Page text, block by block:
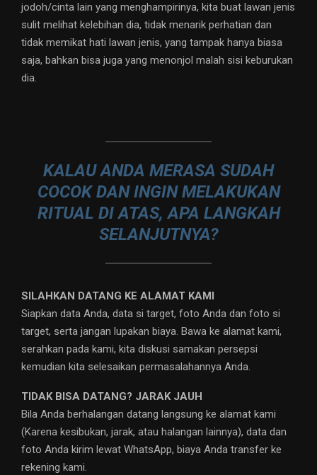
jodoh/cinta lain yang menghampirinya, kita buat lawan jenis
sulit melihat kelebihan dia, tidak menarik perhatian dan
tidak memikat hati lawan jenis, yang tampak hanya biasa
saja, bahkan bisa juga yang menonjol malah sisi keburukan
dia.
KALAU ANDA MERASA SUDAH
COCOK DAN INGIN MELAKUKAN
RITUAL DI ATAS, APA LANGKAH
SELANJUTNYA?
SILAHKAN DATANG KE ALAMAT KAMI
Siapkan data Anda, data si target, foto Anda dan foto si
target, serta jangan lupakan biaya. Bawa ke alamat kami,
serahkan pada kami, kita diskusi samakan persepsi
kemudian kita selesaikan permasalahannya Anda.
TIDAK BISA DATANG? JARAK JAUH
Bila Anda berhalangan datang langsung ke alamat kami
(Karena kesibukan, jarak, atau halangan lainnya), data dan
foto Anda kirim lewat WhatsApp, biaya Anda transfer ke
rekening kami.